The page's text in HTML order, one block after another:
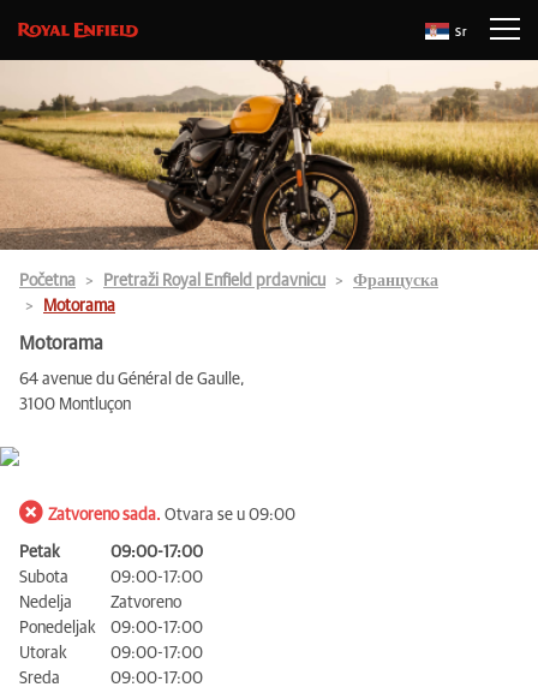
Sr
Početna Pretraži Royal Enfield prdavnicu
Француска
Motorama
Motorama
64 avenue du Général de Gaulle,
3100 Montluçon
Zatvoreno sada. Otvara se u 09:00
Petak
09:00-17:00
Subota
09:00-17:00
Nedelja
Zatvoreno
Ponedeljak
09:00-17:00
Utorak
09:00-17:00
Sreda
09:00-17:00